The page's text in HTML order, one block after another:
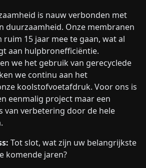
is nauw verbonden met
duurzaamheid. Onze membranen
15 jaar mee te gaan, wat al
aan hulpbronefficiëntie.
we het gebruik van gerecyclede
we continu aan het
koolstofvoetafdruk. Voor ons is
eenmalig project maar een
van verbetering door de hele
Tot slot, wat zijn uw belangrijkste
komende jaren?